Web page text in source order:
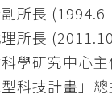
所長
所長
學研究中心
科技計畫」